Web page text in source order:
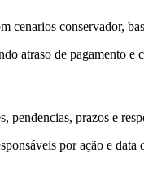
cenarios conservador,
atraso de pagamento e
pendencias, prazos e
por ação e data